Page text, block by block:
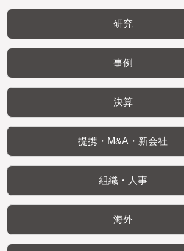
研究
事例
決算
提携・M&A・新会社
組織・人事
海外